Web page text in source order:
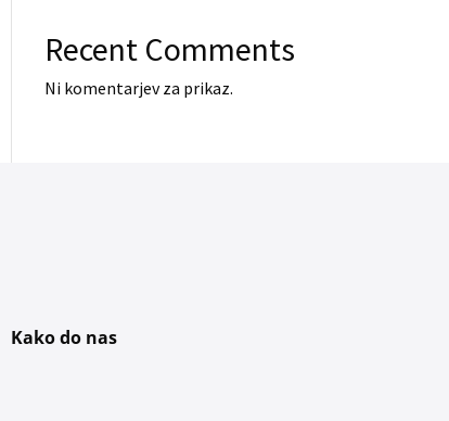
Recent Comments
Ni komentarjev za prikaz.
Kako do nas